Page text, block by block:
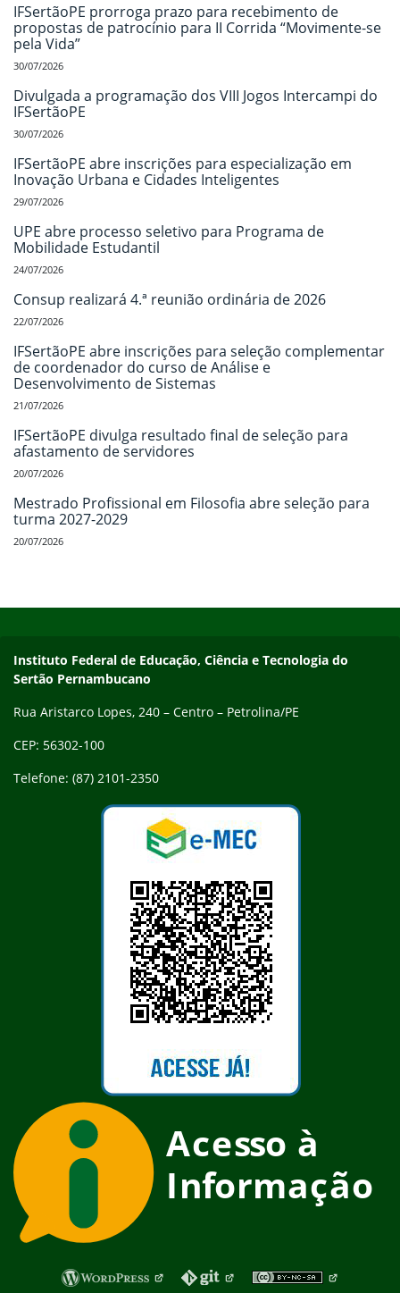
IFSertãoPE prorroga prazo para recebimento de
propostas de patrocínio para II Corrida “Movimente-se
pela Vida”
30/07/2026
Divulgada a programação dos VIII Jogos Intercampi do
IFSertãoPE
30/07/2026
IFSertãoPE abre inscrições para especialização em
Inovação Urbana e Cidades Inteligentes
29/07/2026
UPE abre processo seletivo para Programa de
Mobilidade Estudantil
24/07/2026
Consup realizará 4.ª reunião ordinária de 2026
22/07/2026
IFSertãoPE abre inscrições para seleção complementar
de coordenador do curso de Análise e
Desenvolvimento de Sistemas
21/07/2026
IFSertãoPE divulga resultado final de seleção para
afastamento de servidores
20/07/2026
Mestrado Profissional em Filosofia abre seleção para
turma 2027-2029
20/07/2026
Endereço
Instituto Federal de Educação, Ciência e Tecnologia do
Sertão Pernambucano
Rua Aristarco Lopes, 240 – Centro – Petrolina/PE
CEP: 56302-100
Telefone: (87) 2101-2350